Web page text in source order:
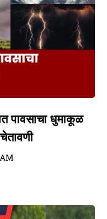
पावसाचा धुमाकूळ